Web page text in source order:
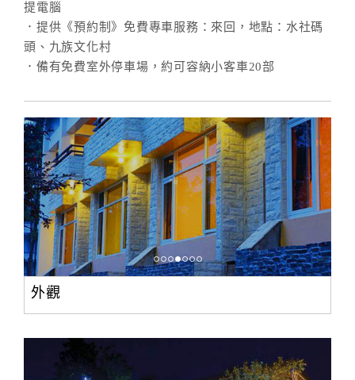
提電腦
．提供《預約制》免費專車服務：來回，地點：水社碼
頭、九族文化村
．備有免費室外停車場，約可容納小客車20部
外觀